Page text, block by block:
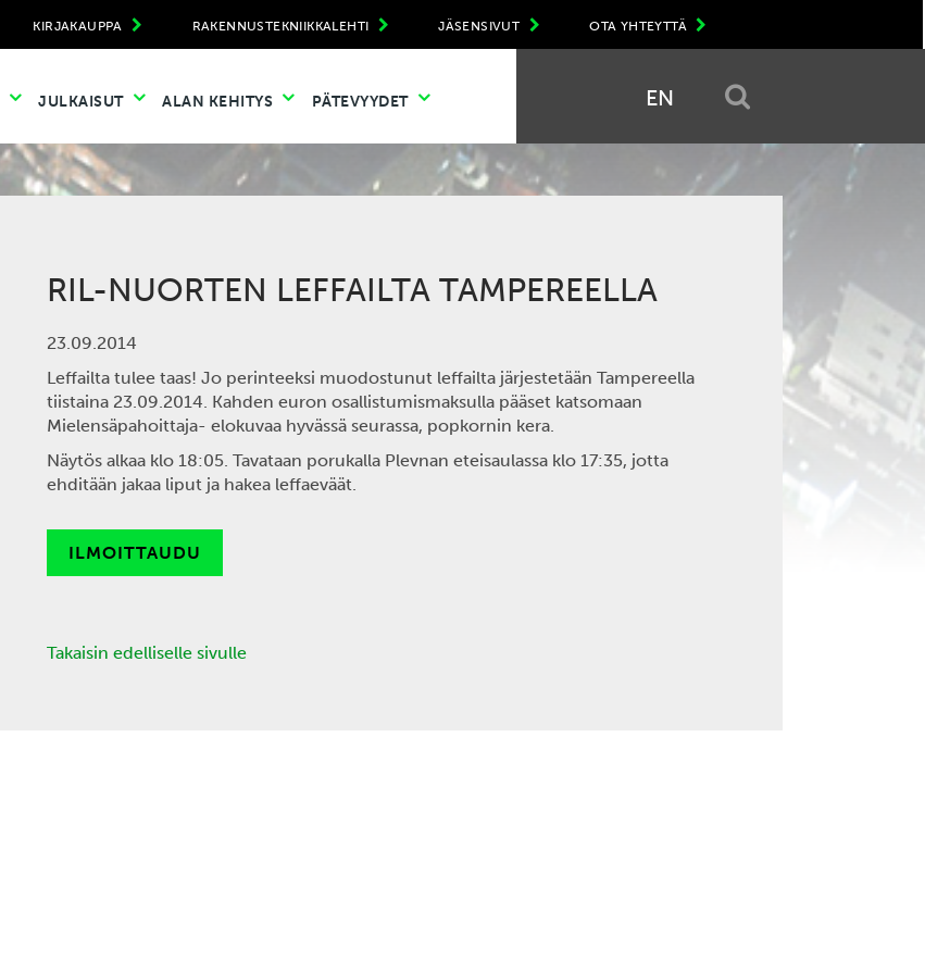
OTA YHTEYTTÄ
JÄSENSIVUT
RAKENNUSTEKNIIKKALEHTI
KIRJAKAUPPA
JULKAISUT ALAN KEHITYS PÄTEVYYDET EN
RIL-NUORTEN LEFFAILTA TAMPEREELLA
23.09.2014
Leffailta tulee taas! Jo perinteeksi muodostunut leffailta järjestetään Tampereella
tiistaina 23.09.2014. Kahden euron osallistumismaksulla pääset katsomaan
Mielensäpahoittaja- elokuvaa hyvässä seurassa, popkornin kera.
Näytös alkaa klo 18:05. Tavataan porukalla Plevnan eteisaulassa klo 17:35, jotta
ehditään jakaa liput ja hakea leffaeväät.
ILMOITTAUDU
Takaisin edelliselle sivulle